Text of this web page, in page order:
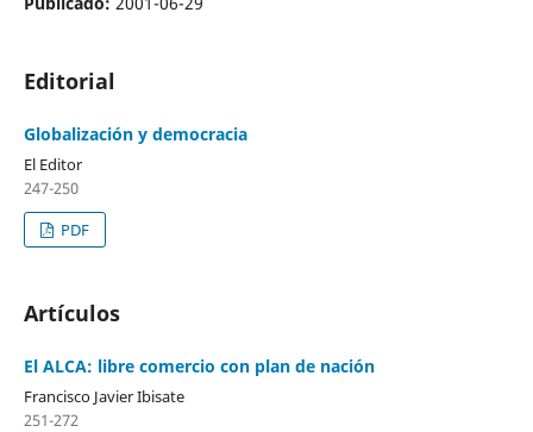
Editorial
Globalización y democracia
El Editor
247-250
PDF
Artículos
El ALCA: libre comercio con plan de nación
Francisco Javier Ibisate
251-272